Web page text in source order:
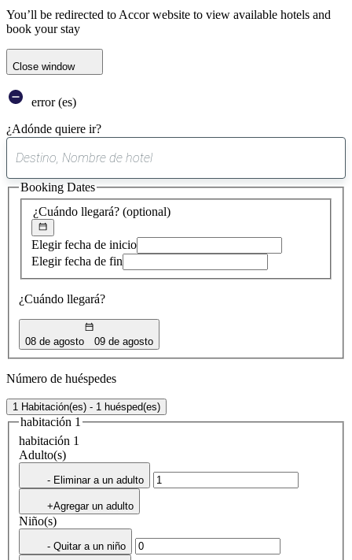
You’ll be redirected to Accor website to view available hotels and
book your stay
Close window
error (es)
¿Adónde quiere ir?
sugerencia
encontrada
¿Cuándo llegará? (optional)
Elegir fecha de inicio
Elegir fecha de fin
¿Cuándo llegará?
08 de agosto 09 de agosto
Booking Dates
Número de huéspedes
1 Habitación(es) - 1 huésped(es)
habitación 1
habitación 1
Adulto(s)
- Eliminar a un adulto
+Agregar un adulto
Niño(s)
- Quitar a un niño